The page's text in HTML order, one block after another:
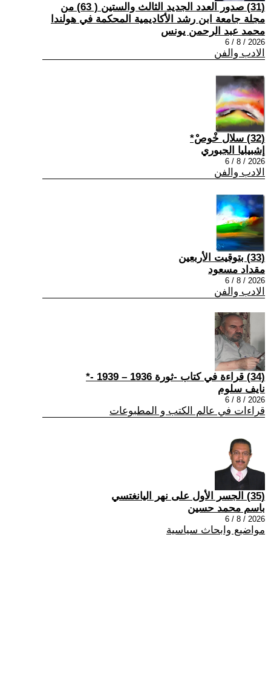
(31) صدور العدد الجديد الثالث والستين ( 63) من
مجلة جامعة ابن رشد الأكاديمية المحكمة في هولندا
محمد عبد الرحمن يونس
2026 / 8 / 6
الادب والفن
(32) سلال خْوصْ*
إشبيليا الجبوري
2026 / 8 / 6
الادب والفن
(33) بتوقيت الأربعين
مقداد مسعود
2026 / 8 / 6
الادب والفن
(34) قراءة في كتاب -ثورة 1936 – 1939 -*
نايف سلوم
2026 / 8 / 6
قراءات في عالم الكتب و المطبوعات
(35) الجسر الأول على نهر اليانغتسي
باسم محمد حسين
2026 / 8 / 6
مواضيع وابحاث سياسية